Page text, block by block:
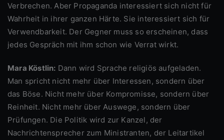
Verbrechen. Aber Propaganda interessiert sich nicht für
Wahrheit in ihrer ganzen Härte. Sie interessiert sich für
Verwendbarkeit. Der Gegner muss so erscheinen, dass
jedes Gespräch mit ihm schon wie Verrat wirkt.
Mara Köstlin: Dann wird Sprache religiös aufgeladen.
Man spricht nicht mehr über Interessen, sondern über
das Böse. Nicht mehr über Kompromisse, sondern über
Reinheit. Nicht mehr über Auswege, sondern über
Prüfungen. Die Politik wird zur Kanzel, der
Nachrichtensprecher zum Ministranten, der Leitartikel